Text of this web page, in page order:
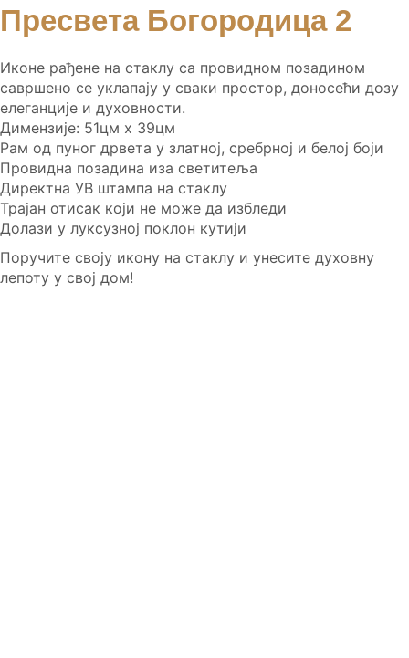
Пресвета Богородица 2
Иконе рађене на стаклу са провидном позадином
савршено се уклапају у сваки простор, доносећи дозу
елеганције и духовности.
Димензије: 51цм x 39цм
Рам од пуног дрвета у златној, сребрној и белој боји
Провидна позадина иза светитеља
Директна УВ штампа на стаклу
Трајан отисак који не може да избледи
Долази у луксузној поклон кутији
Поручите своју икону на стаклу и унесите духовну
лепоту у свој дом!